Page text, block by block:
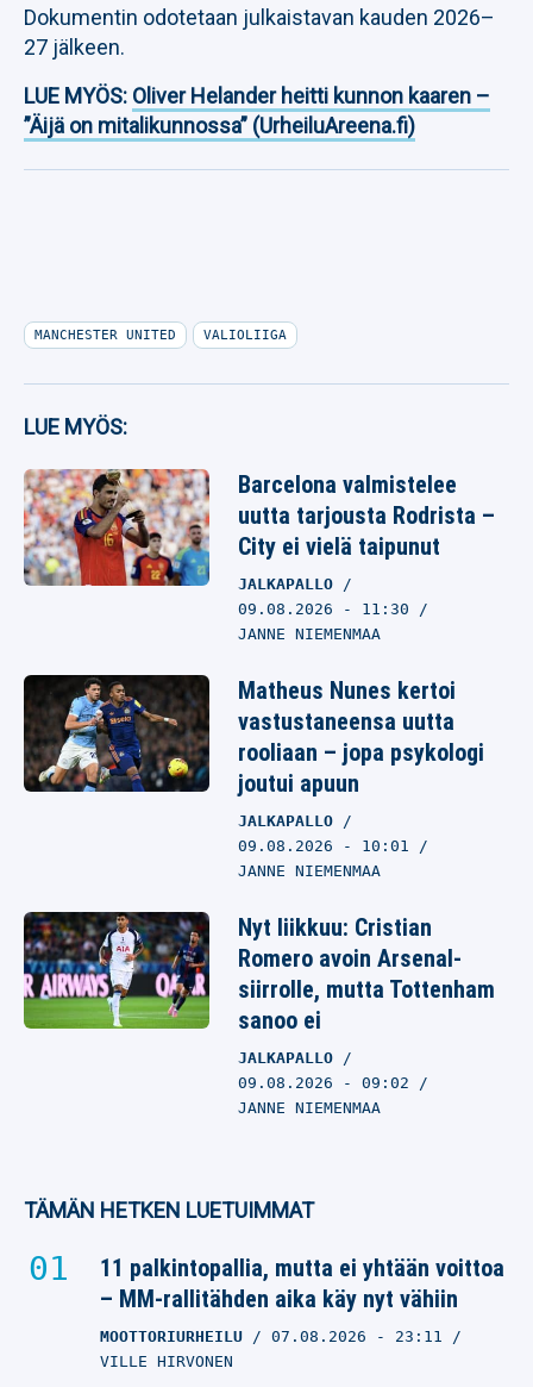
Dokumentin odotetaan julkaistavan kauden 2026–
27 jälkeen.
LUE MYÖS: Oliver Helander heitti kunnon kaaren –
”Äijä on mitalikunnossa” (UrheiluAreena.fi)
MANCHESTER UNITED VALIOLIIGA
LUE MYÖS:
Barcelona valmistelee
uutta tarjousta Rodrista –
City ei vielä taipunut
JALKAPALLO
09.08.2026 - 11:30
JANNE NIEMENMAA
Matheus Nunes kertoi
vastustaneensa uutta
rooliaan – jopa psykologi
joutui apuun
JALKAPALLO
09.08.2026 - 10:01
JANNE NIEMENMAA
Nyt liikkuu: Cristian
Romero avoin Arsenal-
siirrolle, mutta Tottenham
sanoo ei
JALKAPALLO
09.08.2026 - 09:02
JANNE NIEMENMAA
TÄMÄN HETKEN LUETUIMMAT
11 palkintopallia, mutta ei yhtään voittoa
– MM-rallitähden aika käy nyt vähiin
MOOTTORIURHEILU 07.08.2026 - 23:11
VILLE HIRVONEN